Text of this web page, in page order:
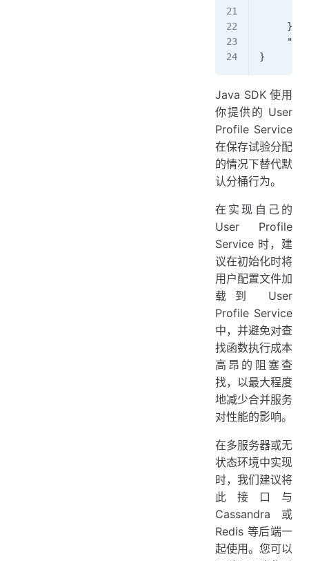
}
Java SDK 使用
你提供的 User
Profile Service
在保存试验分配
的情况下替代默
认分桶行为。
在实现自己的
User Profile
Service 时，建
议在初始化时将
用户配置文件加
载到 User
Profile Service
中，并避免对查
找函数执行成本
高昂的阻塞查
找，以最大程度
地减少合并服务
对性能的影响。
在多服务器或无
状态环境中实现
时，我们建议将
此接口与
Cassandra 或
Redis 等后端一
起使用。您可以